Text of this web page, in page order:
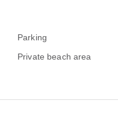
Parking
Private beach area